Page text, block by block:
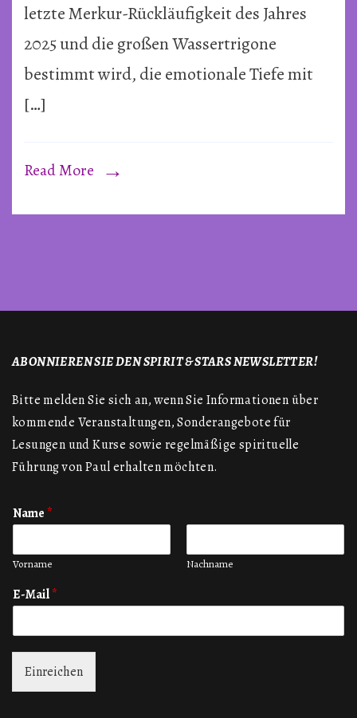
letzte Merkur-Rückläufigkeit des Jahres
2025 und die großen Wassertrigone
bestimmt wird, die emotionale Tiefe mit
[…]
Read More
ABONNIEREN SIE DEN SPIRIT & STARS NEWSLETTER!
Bitte melden Sie sich an, wenn Sie Informationen über
kommende Veranstaltungen, Sonderangebote für
Lesungen und Kurse sowie regelmäßige spirituelle
Führung von Paul erhalten möchten.
Name *
Vorname Nachname
E-Mail*
Einreichen